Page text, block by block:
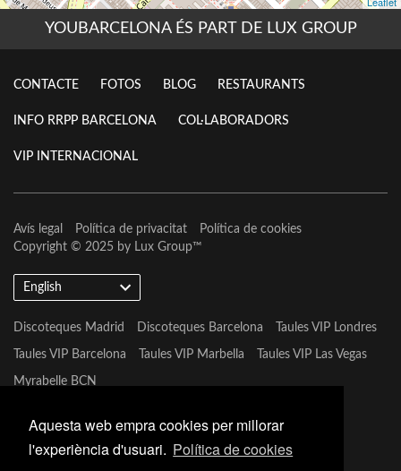
Aquesta web empra cookies per millorar
l'experiència d'usuari. Política de cookies
YOUBARCELONA ÉS PART DE LUX GROUP
CONTACTE FOTOS BLOG RESTAURANTS
INFO RRPP BARCELONA COL·LABORADORS
VIP INTERNACIONAL
Avís legal Política de privacitat
Política de cookies
Copyright © 2025 by Lux Group™
English
Discoteques Madrid Discoteques Barcelona Taules VIP Londres
Taules VIP Barcelona Taules VIP Marbella Taules VIP Las Vegas
Myrabelle BCN